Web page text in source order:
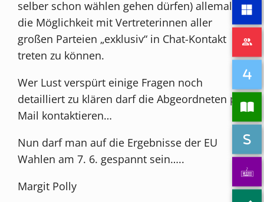
selber schon wählen gehen dürfen) allemal
die Möglichkeit mit Vertreterinnen aller
großen Parteien „exklusiv“ in Chat-Kontakt
treten zu können.
Wer Lust verspürt einige Fragen noch
detailliert zu klären darf die Abgeordneten pe
Mail kontaktieren…
Nun darf man auf die Ergebnisse der EU
Wahlen am 7. 6. gespannt sein…..
Margit Polly